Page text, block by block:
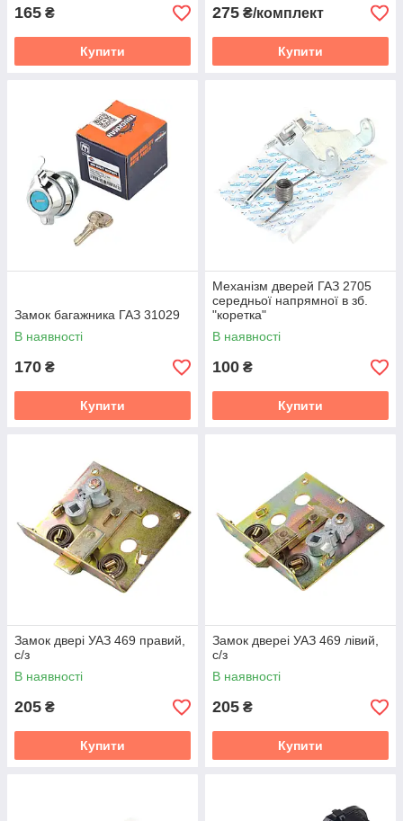
165 ₴
Купити
275 ₴/комплект
Купити
Замок багажника ГАЗ 31029
В наявності
170 ₴
Купити
Механізм дверей ГАЗ 2705
середньої напрямної в зб.
"коретка"
В наявності
100 ₴
Купити
Замок двері УАЗ 469 правий,
с/з
В наявності
205 ₴
Купити
Замок двереі УАЗ 469 лівий,
с/з
В наявності
205 ₴
Купити